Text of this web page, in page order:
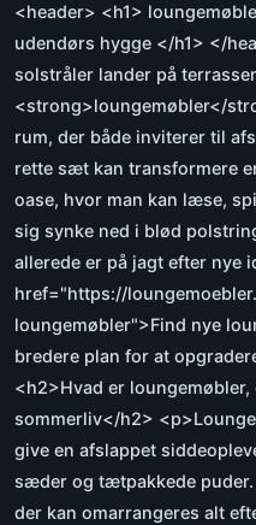
<header> <h1>
udendørs hygge </h1> </
solstråler lander på
<strong>loungemøbler</
rum, der både inviterer til
rette sæt kan transformere
oase, hvor man kan læse,
sig synke ned i blød
allerede er på jagt efter nye
href="https://
loungemøbler">Find nye
bredere plan for at
<h2>Hvad er
sommerliv</h2>
give en afslappet
sæder og tætpakkede puder.
der kan omarrangeres alt